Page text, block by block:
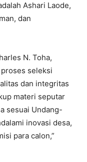
Ashari Laode,
dan
N. Toha,
proses seleksi
dan integritas
materi seputar
sesuai Undang-
inovasi desa,
para calon,”